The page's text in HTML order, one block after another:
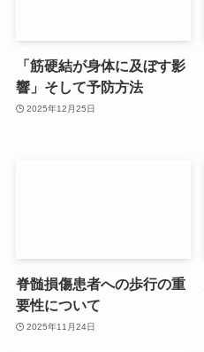
「筋硬結が身体に及ぼす影
響」そして予防方法
2025年12月25日
脊髄損傷患者への歩行の重
要性について
2025年11月24日